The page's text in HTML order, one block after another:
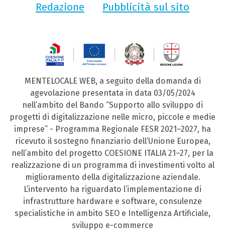
Redazione
Pubblicità sul sito
MENTELOCALE WEB, a seguito della domanda di
agevolazione presentata in data 03/05/2024
nell’ambito del Bando “Supporto allo sviluppo di
progetti di digitalizzazione nelle micro, piccole e medie
imprese” - Programma Regionale FESR 2021–2027, ha
ricevuto il sostegno finanziario dell’Unione Europea,
nell’ambito del progetto COESIONE ITALIA 21–27, per la
realizzazione di un programma di investimenti volto al
miglioramento della digitalizzazione aziendale.
L’intervento ha riguardato l’implementazione di
infrastrutture hardware e software, consulenze
specialistiche in ambito SEO e Intelligenza Artificiale,
sviluppo e-commerce